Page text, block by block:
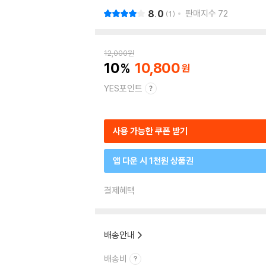
8.0 1 판매지수 72
12,000원
10 10,800
YES포인트
사용 가능한 쿠폰 받기
앱 다운 시 1천원 상품권
결제혜택
배송안내
배송비